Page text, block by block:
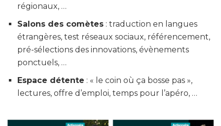
régionaux, …
Salons des comètes : traduction en langues
étrangères, test réseaux sociaux, référencement,
pré-sélections des innovations, évènements
ponctuels, …
Espace détente : « le coin où ça bosse pas »,
lectures, offre d’emploi, temps pour l’apéro, …